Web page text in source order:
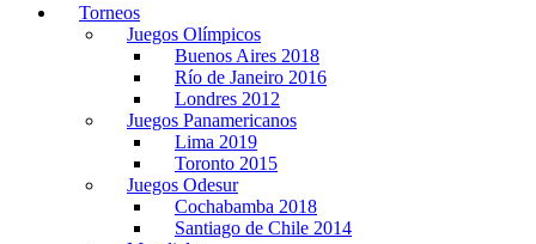
Torneos
Juegos Olímpicos
Buenos Aires 2018
Río de Janeiro 2016
Londres 2012
Juegos Panamericanos
Lima 2019
Toronto 2015
Juegos Odesur
Cochabamba 2018
Santiago de Chile 2014